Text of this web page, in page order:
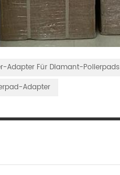
Adapter Für Diamant-Polierpads
Adapter